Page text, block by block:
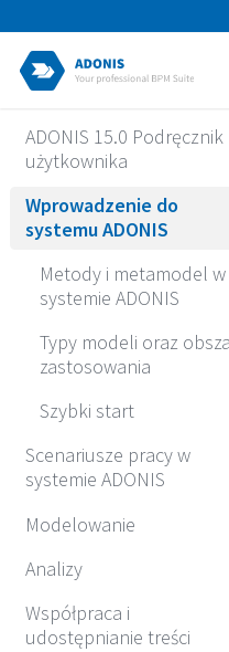
ADONIS 15.0 Podręcznik
użytkownika
Wprowadzenie do
systemu ADONIS
Metody i metamodel w
systemie ADONIS
Typy modeli oraz
zastosowania
Szybki start
Scenariusze pracy w
systemie ADONIS
Modelowanie
Analizy
Współpraca i
udostępnianie treści